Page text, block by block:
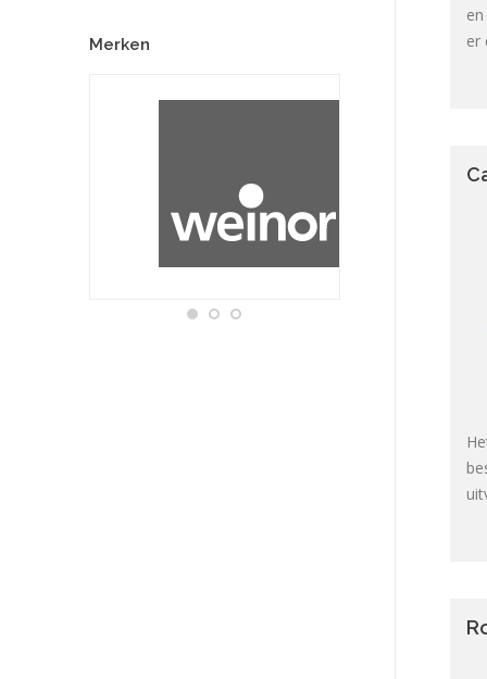
er
Merken